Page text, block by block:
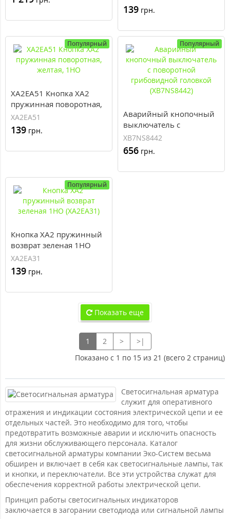
139 грн.
Популярный
XA2EA51 Кнопка XA2
пружинная поворотная,
желтая, 1НО
XA2EA51
139 грн.
Популярный
Аварийный кнопочный
выключатель с
поворотной
грибовидной головкой
(XB7NS8442)
XB7NS8442
656 грн.
Популярный
Кнопка XA2 пружинный
возврат зеленая 1НO
(XA2EA31)
XA2EA31
139 грн.
Показать еще
1 2 >
>|
Показано с 1 по 15 из 21 (всего 2 страниц)
Светосигнальная арматура
служит для оперативного
отражения и индикации состояния электрической цепи и ее
отдельных частей. Это необходимо для того, чтобы
предотвратить возможные аварии и исключить опасность
для жизни обслуживающего персонала. Каталог
светосигнальной арматуры компании Эко-Систем весьма
обширен и включает в себя как светосигнальные лампы, так
и кнопки, и переключатели. Все эти устройства служат для
обеспечения корректной работы электрической цепи.
Принцип работы светосигнальных индикаторов
заключается в загорании светодиода или сигнальной лампы